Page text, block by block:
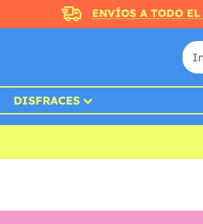
ENVÍOS A TODO EL
DISFRACES